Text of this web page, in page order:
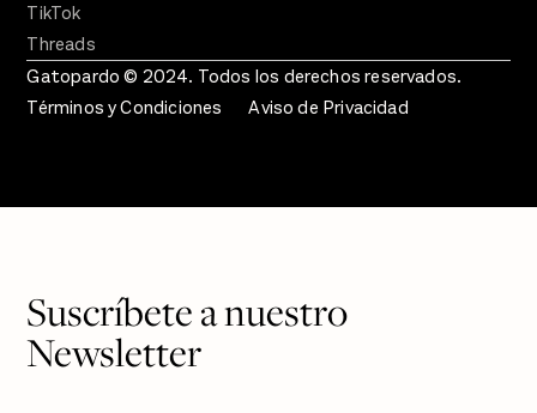
TikTok
Threads
Gatopardo © 2024. Todos los derechos reservados.
Términos y Condiciones
Aviso de Privacidad
Suscríbete a nuestro
Newsletter